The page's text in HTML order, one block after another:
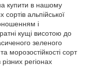
купити в нашому
альпійської
і
кущі висотою до
зеленого
морозостійкості сорт
регіонах